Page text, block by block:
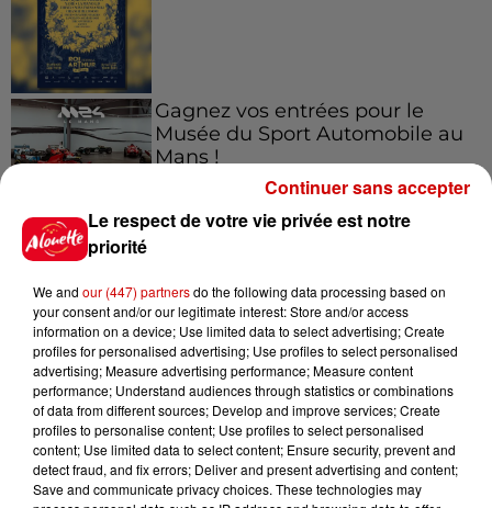
Gagnez vos entrées pour le
Musée du Sport Automobile au
Mans !
Le Duel - Gagnez votre balade
en jet ski !
Le respect de votre vie privée est notre
priorité
We and our (447) partnersdo the following data processing based on
your consent and/or our legitimate interest: Store and/or access
information on a device; Use limited data to select advertising; Create
profiles for personalised advertising; Use profiles to select personalised
advertising; Measure advertising performance; Measure content
performance; Understand audiences through statistics or combinations
of data from different sources; Develop and improve services; Create
profiles to personalise content; Use profiles to select personalised
content; Use limited data to select content; Ensure security, prevent and
detect fraud, and fix errors; Deliver and present advertising and content;
Save and communicate privacy choices. These technologies may
Continuer sans accepter